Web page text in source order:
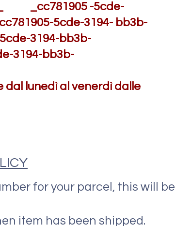
_cc781905 -5cde-
5cde-3194- bb3b-
3194-bb3b-
3194-bb3b-
lunedì al venerdì dalle
for your parcel, this will be
item has been shipped.